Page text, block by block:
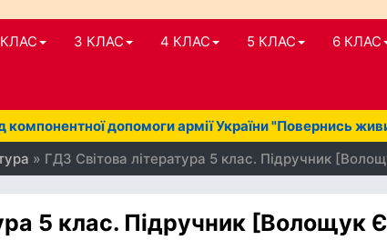
3 КЛАС 4 КЛАС 5 КЛАС 6 КЛАС
компонентної допомоги армії України "Повернись
» ГДЗ Світова література 5 клас. Підручник
5 клас. Підручник [Волощук